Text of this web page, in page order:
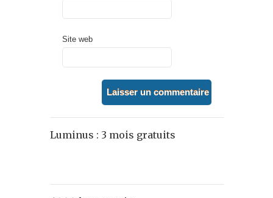
Site web
Luminus : 3 mois gratuits